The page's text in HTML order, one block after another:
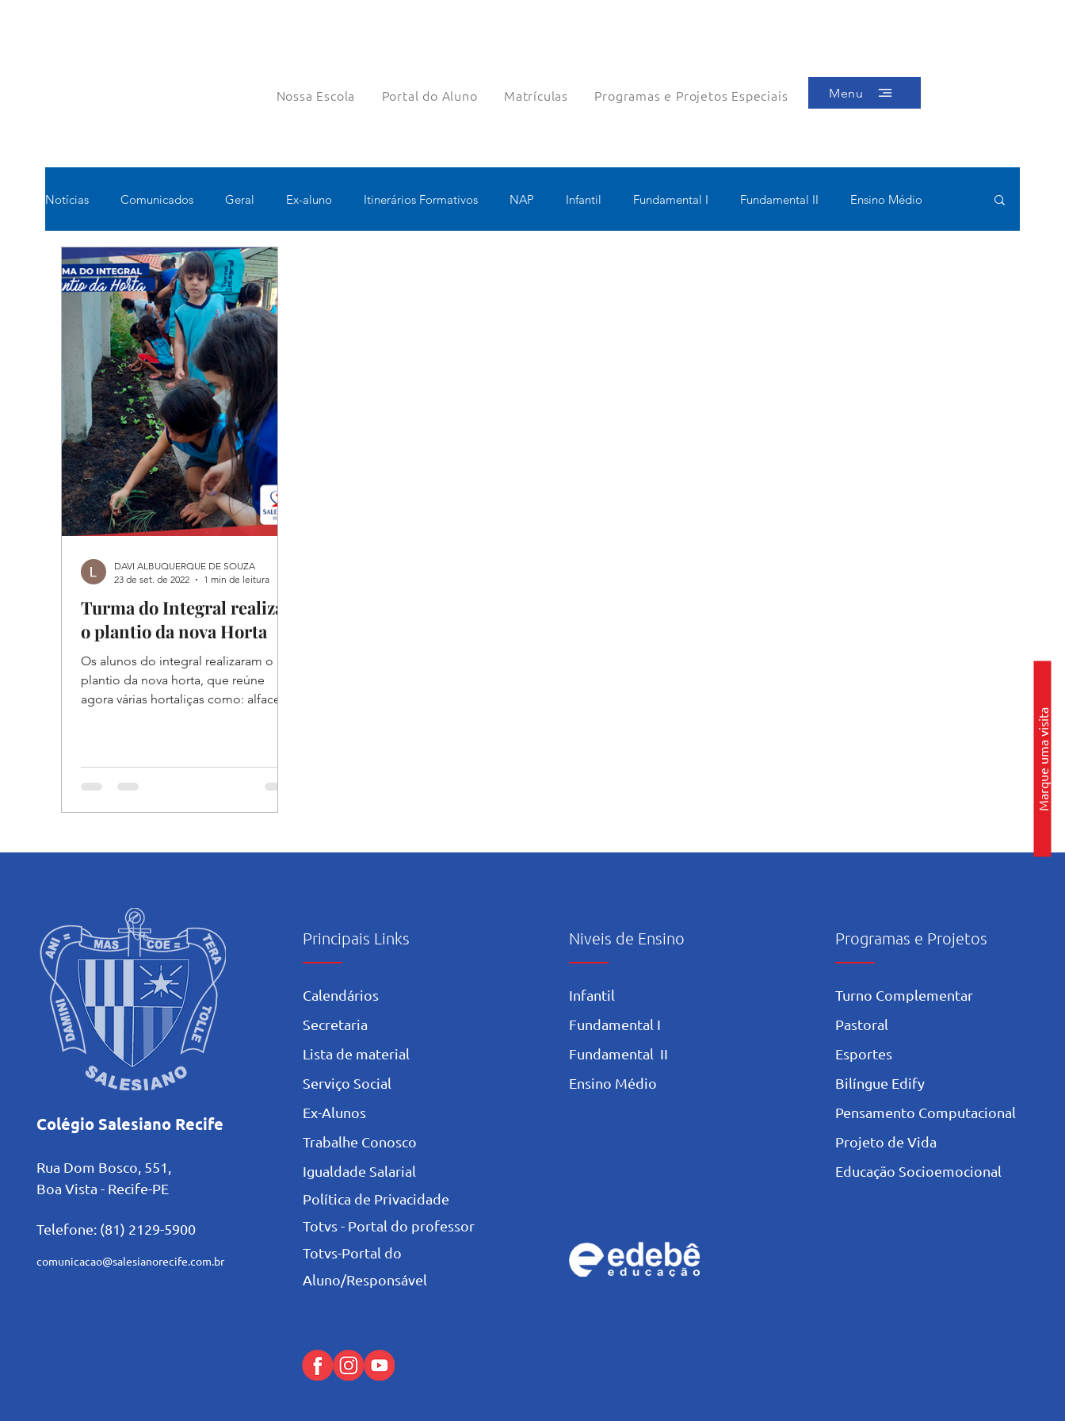
Nossa Escola Portal do Aluno Matrículas Programas e Projetos Especiais Menu
Marque uma visita
Notícias Comunicados Geral Ex-aluno Itinerários Formativos NAP Infantil Fundamental I Fundamental II Ensino Médio
Pastoral Esportes Turno Integral
Pedagógico
Turma do Integral realiza
o plantio da nova Horta
Os alunos do integral realizaram o
plantio da nova horta, que reúne
agora várias hortaliças como: alface,
DAVI ALBUQUERQUE DE SOUZA
23 de set. de 2022
1 min de leitura
Colégio Salesiano Recife
Rua Dom Bosco, 551,
Boa Vista - Recife-PE
Telefone: (81) 2129-5900
comunicacao@salesianorecife.com.br
Principais Links
Calendários
Secretaria
L ista de material
Serviço Social
Ex-Alunos
Trabalhe Conosco
Igualdade Salarial
Política de Privacidade
Totvs - Portal do professor
Totvs-Portal do
Aluno/Responsável
Niveis de Ensino
Infantil
Fundamental I
Fundamental II
Ensino Médio
Programas e Projetos
Turno Complementar
Pastoral
Esportes
Bilíngue Edify
Pensamento Computacional
Projeto de Vida
Educação Socioemocional